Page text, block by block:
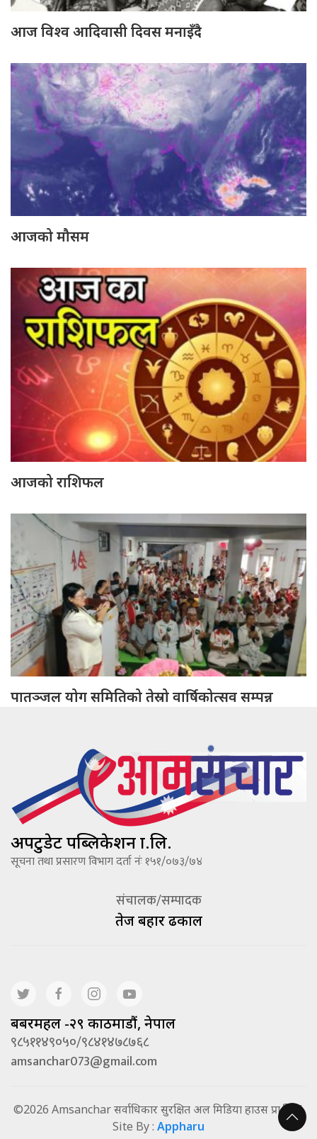
आज विश्व आदिवासी दिवस मनाइँदै
आजको मौसम
आजको राशिफल
पातञ्जल योग समितिको तेस्रो वार्षिकोत्सव सम्पन्न
अपटुडेट पब्लिकेशन प्रा.लि.
सूचना तथा प्रसारण विभाग दर्ता नंः १५१/०७३/७४
संचालक/सम्पादक
तेज बहादूर ढकाल
बबरमहल -२९ काठमाडौं, नेपाल
९८५११४९०५०/९८४१४७८७६८
amsanchar073@gmail.com
©2026 Amsanchar सर्वाधिकार सुरक्षित अल मिडिया हाउस प्रा.लि. |
Site By : Appharu